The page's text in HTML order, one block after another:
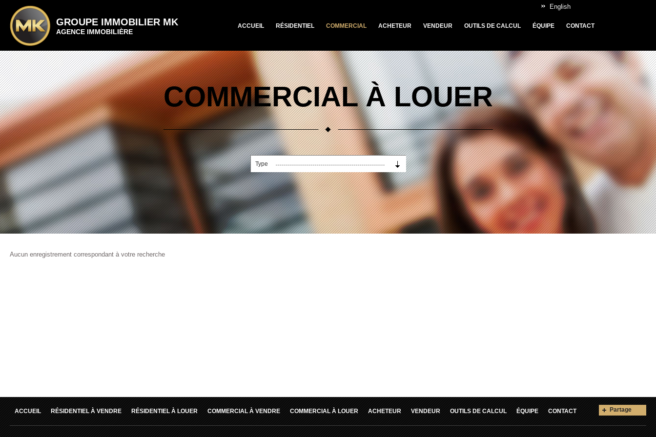
GROUPE IMMOBILIER MK
AGENCE IMMOBILIÈRE
English
ACCUEIL RÉSIDENTIEL COMMERCIAL ACHETEUR VENDEUR OUTILS DE CALCUL ÉQUIPE CONTACT
COMMERCIAL À LOUER
Type
Aucun enregistrement correspondant à votre recherche
ACCUEIL RÉSIDENTIEL À VENDRE RÉSIDENTIEL À LOUER COMMERCIAL À VENDRE COMMERCIAL À LOUER ACHETEUR VENDEUR OUTILS DE CALCUL ÉQUIPE CONTACT Partage